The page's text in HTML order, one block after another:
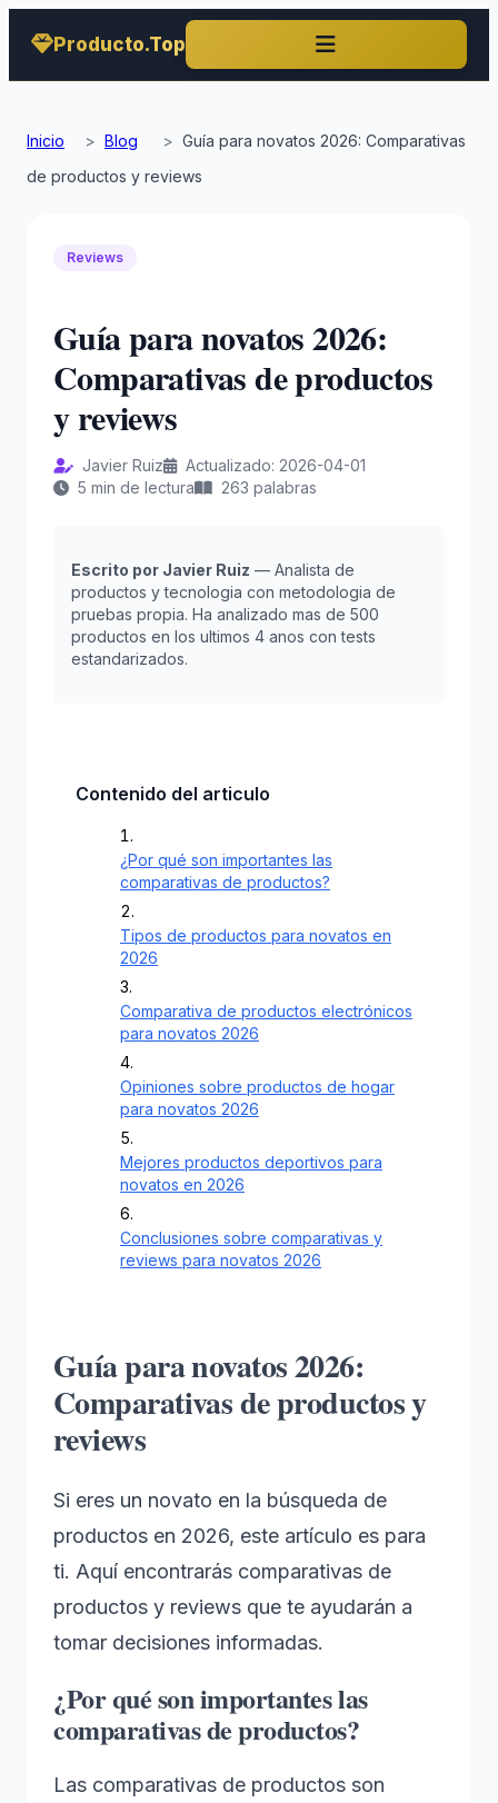
Producto.Top
Inicio > Blog > Guía para novatos 2026: Comparativas
de productos y reviews
Reviews
Guía para novatos 2026:
Comparativas de productos
y reviews
Javier Ruiz
Actualizado: 2026-04-01
5 min de lectura
263 palabras
Escrito por Javier Ruiz — Analista de
productos y tecnologia con metodologia de
pruebas propia. Ha analizado mas de 500
productos en los ultimos 4 anos con tests
estandarizados.
Contenido del articulo
¿Por qué son importantes las
comparativas de productos?
Tipos de productos para novatos en
2026
Comparativa de productos electrónicos
para novatos 2026
Opiniones sobre productos de hogar
para novatos 2026
Mejores productos deportivos para
novatos en 2026
Conclusiones sobre comparativas y
reviews para novatos 2026
Guía para novatos 2026:
Comparativas de productos y
reviews
Si eres un novato en la búsqueda de
productos en 2026, este artículo es para
ti. Aquí encontrarás comparativas de
productos y reviews que te ayudarán a
tomar decisiones informadas.
¿Por qué son importantes las
comparativas de productos?
Las comparativas de productos son